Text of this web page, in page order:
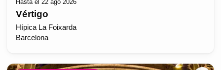
Hasta el 22 ago 2026
Vértigo
Hípica La Foixarda
Barcelona